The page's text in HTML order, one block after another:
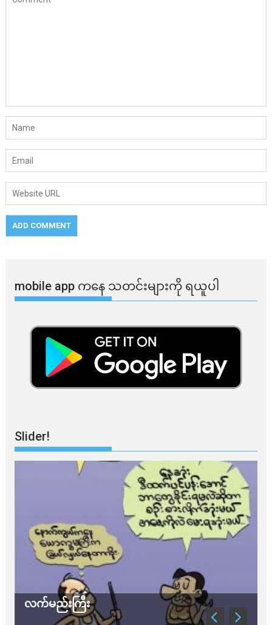
mobile app ​​ကနေ ​​သတင်းများကို ရယူပါ
Slider!
ည်းကြီး